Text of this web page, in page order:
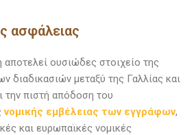
ασφάλειας
ουσιώδες στοιχείο της
διαδικασιών μεταξύ της Γαλλίας και
την πιστή απόδοση του
νομικής εμβέλειας των εγγράφων,
και ευρωπαϊκές νομικές